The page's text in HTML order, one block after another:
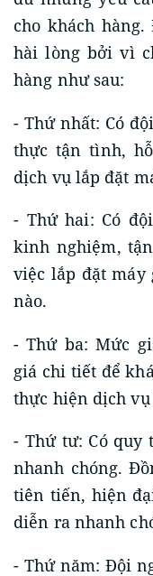
cho khách
hài lòng bởi vì
hàng như sau:
- Thứ nhất: Có
thực tận tình,
dịch vụ lắp đặt
- Thứ hai: Có
kinh nghiệm,
việc lắp đặt máy
nào.
- Thứ ba: Mức
giá chi tiết để
thực hiện dịch
- Thứ tư: Có quy
nhanh chóng.
tiên tiến, hiện
diễn ra nhanh
- Thứ năm: Đội